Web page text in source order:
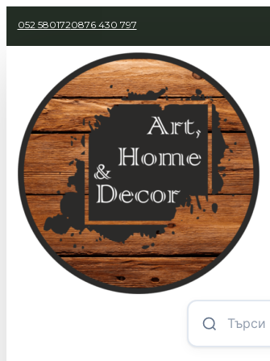
052 5801720876 430 797